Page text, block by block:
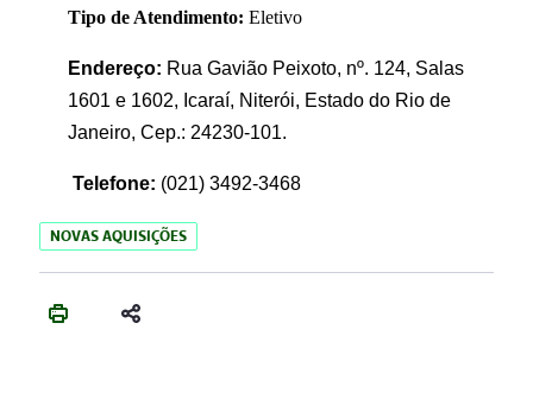
Tipo de Atendimento: Eletivo
Endereço: Rua Gavião Peixoto, nº. 124, Salas
1601 e 1602, Icaraí, Niterói, Estado do Rio de
Janeiro, Cep.: 24230-101.
Telefone: (021) 3492-3468
NOVAS AQUISIÇÕES